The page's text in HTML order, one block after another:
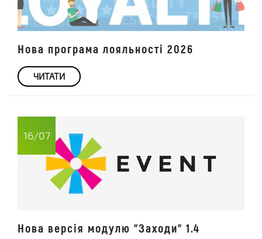
Нова програма лояльності 2026
ЧИТАТИ
16/07
Нова версія модулю "Заходи" 1.4